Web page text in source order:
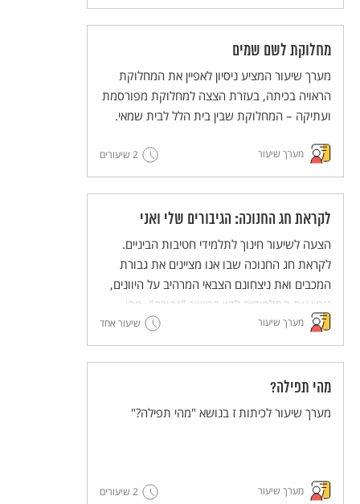
מחלוקת לשם שמים
מערך שיעור המציע ניסיון לאפיין את המחלוקת
הראויה בכיתה, בעזרת הצצה למחלוקת מפורסמת
ועתיקה – המחלוקת שבין בית הלל לבית שמאי.
מערך שיעור 2 שיעורים
לקראת חג החנוכה: הגיבורים שלי ואני
הצעה לשיעור חינוך לתלמידי חטיבות הביניים.
לקראת חג החנוכה שבו אנו מציינים את גבורת
המכבים ואת ניצחונם הצבאי המרהיב על היוונים,
נזמין את התלמידים לדון במושג "גבורה". מהי
גבורה? ומיהו גיבור? כיצד, אם בכלל, יוכלו
התלמידים להיות גיבורים בעצמם?
מערך שיעור שיעור אחד
מהי תפילה?
מערך שיעור לכיתות ז בנושא "מהי תפילה?"
מערך שיעור 2 שיעורים